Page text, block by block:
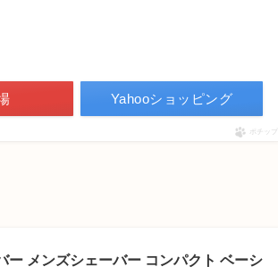
Yahooショッピング
ポチップ
ー メンズシェーバー コンパクト ベーシ